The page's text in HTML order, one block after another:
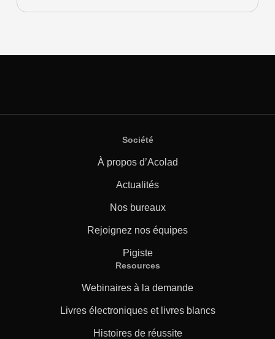
Société
À propos d’Acolad
Actualités
Nos bureaux
Rejoignez nos équipes
Pigiste
Resources
Webinaires à la demande
Livres électroniques et livres blancs
Histoires de réussite